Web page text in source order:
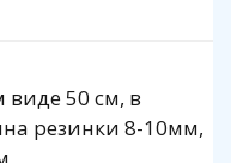
50 см, в
резинки 8-10мм,